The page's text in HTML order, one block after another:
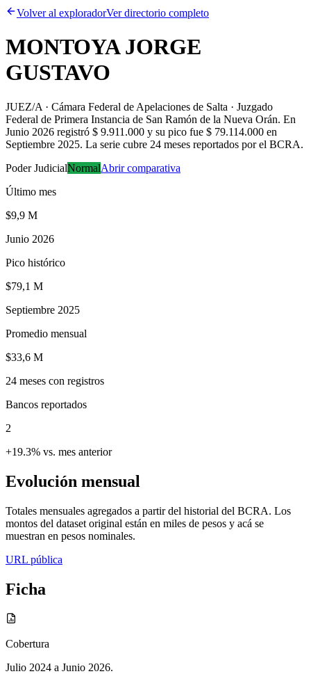
Volver al exploradorVer directorio completo
MONTOYA JORGE
GUSTAVO
JUEZ/A · Cámara Federal de Apelaciones de Salta · Juzgado
Federal de Primera Instancia de San Ramón de la Nueva Orán. En
Junio 2026 registró $ 9.911.000 y su pico fue $ 79.114.000 en
Septiembre 2025. La serie cubre 24 meses reportados por el BCRA.
Poder JudicialNormalAbrir comparativa
Último mes
$9,9 M
Junio 2026
Pico histórico
$79,1 M
Septiembre 2025
Promedio mensual
$33,6 M
24 meses con registros
Bancos reportados
2
+19.3% vs. mes anterior
Evolución mensual
Totales mensuales agregados a partir del historial del BCRA. Los
montos del dataset original están en miles de pesos y acá se
muestran en pesos nominales.
URL pública
Ficha
Cobertura
Julio 2024 a Junio 2026.